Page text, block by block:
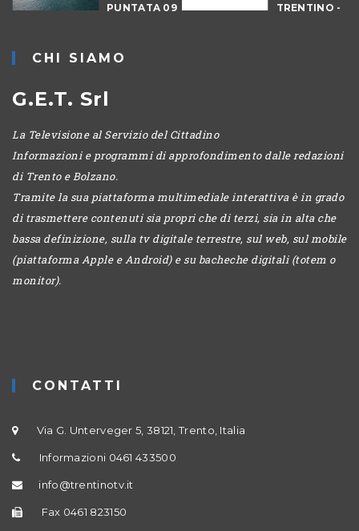
PUNTATA 09
LEVICO
TRENTINO -
CHI SIAMO
G.E.T. Srl
La Televisione al Servizio del Cittadino
Informazioni e programmi di approfondimento dalle redazioni
di Trento e Bolzano.
Tramite la sua piattaforma multimediale interattiva è in grado
di trasmettere contenuti sia propri che di terzi, sia in alta che
bassa definizione, sulla tv digitale terrestre, sul web, sul mobile
(piattaforma Apple e Android) e su bacheche digitali (totem o
monitor).
CONTATTI
Via G. Unterveger 5, 38121, Trento, Italia
Informazioni 0461 433500
info@trentinotv.it
Fax 0461 823150